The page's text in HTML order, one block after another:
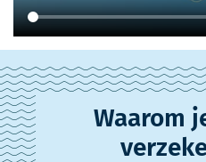
Waarom